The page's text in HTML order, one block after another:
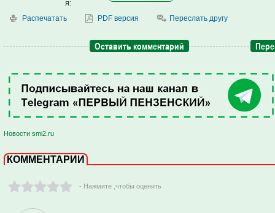
я:
Распечатать PDF версия Переслать другу
Оставить комментарий
Новости smi2.ru
КОММЕНТАРИИ
- Нажмите ,чтобы оценить